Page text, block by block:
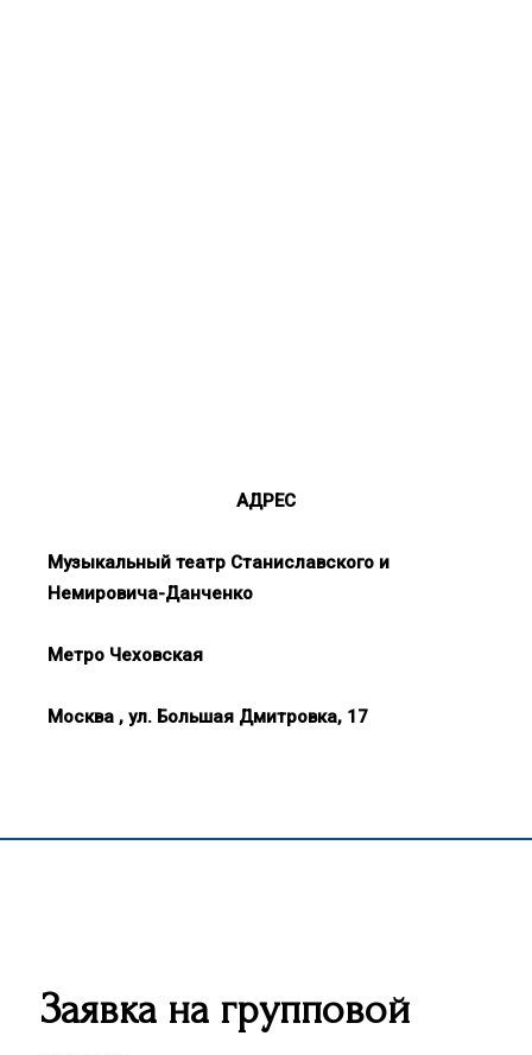
АДРЕС
Музыкальный театр Станиславского и
Немировича-Данченко
Метро Чеховская
Москва , ул. Большая Дмитровка, 17
Заявка на групповой